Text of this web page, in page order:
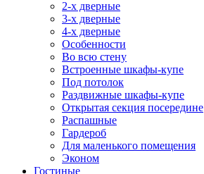
2-х дверные
3-х дверные
4-х дверные
Особенности
Во всю стену
Встроенные шкафы-купе
Под потолок
Раздвижные шкафы-купе
Открытая секция посередине
Распашные
Гардероб
Для маленького помещения
Эконом
Гостиные